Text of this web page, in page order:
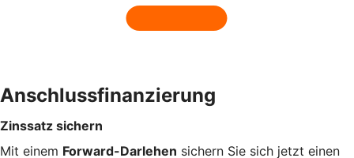
Anschlussfinanzierung
Zinssatz sichern
Mit einem Forward-Darlehen sichern Sie sich jetzt einen